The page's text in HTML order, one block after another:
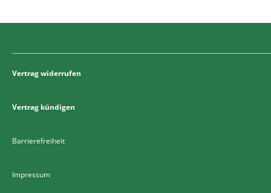
Vertrag widerrufen
Vertrag kündigen
Barrierefreiheit
Impressum